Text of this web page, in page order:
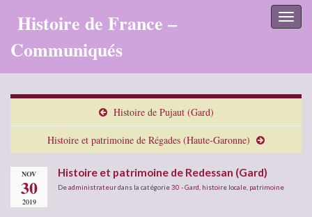
Histoire de France –
Communiqués
Histoire de Pujaut (Gard)
Histoire et patrimoine de Régades (Haute-Garonne)
NOV
30
2019
Histoire et patrimoine de Redessan (Gard)
Deadministrateurdans la catégorie30 - Gard histoire locale patrimoine